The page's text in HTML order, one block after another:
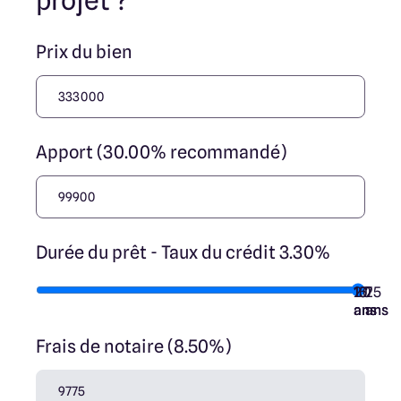
Prix du bien
Apport (30.00% recommandé)
Durée du prêt - Taux du crédit 3.30%
7
ans
10
ans
15
ans
20
ans
25
ans
Frais de notaire (8.50%)